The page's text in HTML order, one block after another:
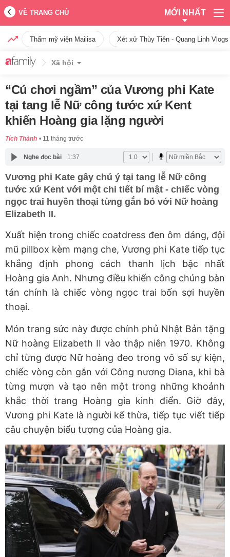
VỀ TRANG CHỦ MỚI NHẤT
Thẩm mỹ viện Mailisa Xét xử Thùy Tiên - Quang Linh
Xã hội
“Cú chơi ngầm” của Vương phi Kate
tại tang lễ Nữ công tước xứ Kent
khiến Hoàng gia lặng người
Tích Thành 11 tháng trước
Nghe đọc bài 1:37
Vương phi Kate gây chú ý tại tang lễ Nữ công
tước xứ Kent với một chi tiết bí mật - chiếc vòng
ngọc trai huyền thoại từng gắn bó với Nữ hoàng
Elizabeth II.
Xuất hiện trong chiếc coatdress đen ôm dáng, đội
mũ pillbox kèm mạng che, Vương phi Kate tiếp tục
khẳng định phong cách thanh lịch bậc nhất
Hoàng gia Anh. Nhưng điều khiến công chúng bàn
tán chính là chiếc vòng ngọc trai bốn sợi huyền
thoại.
Món trang sức này được chính phủ Nhật Bản tặng
Nữ hoàng Elizabeth II vào thập niên 1970. Không
chỉ từng được Nữ hoàng đeo trong vô số sự kiện,
chiếc vòng còn gắn với Công nương Diana, khi bà
từng mượn và tạo nên một trong những khoảnh
khắc thời trang Hoàng gia kinh điển. Giờ đây,
Vương phi Kate là người kế thừa, tiếp tục viết tiếp
câu chuyện biểu tượng của Hoàng gia.